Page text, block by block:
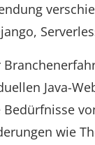
Java-
Bedürfnisse
wie